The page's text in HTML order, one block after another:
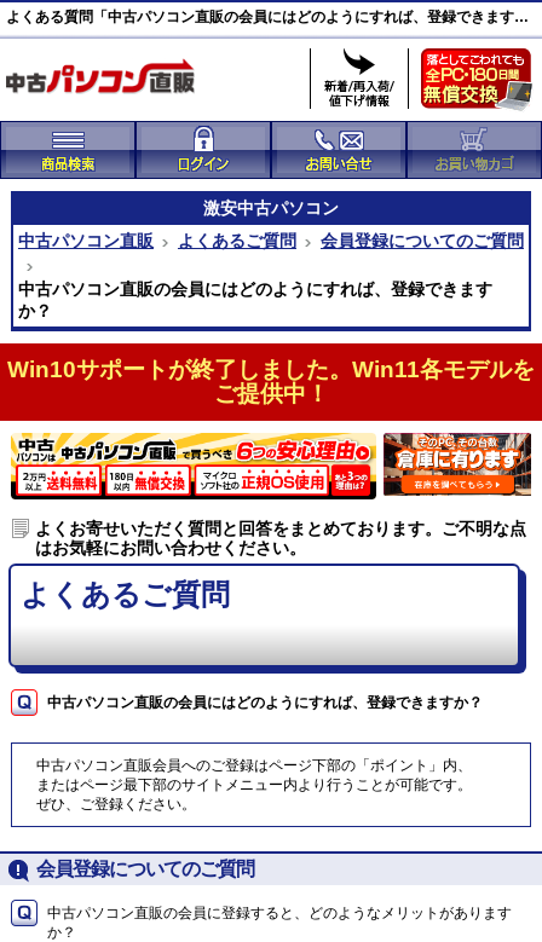
よくある質問「中古パソコン直販の会員にはどのようにすれば、登録できますか？」｜中古パソコン直販
激安中古パソコン
中古パソコン直販
よくあるご質問 会員登録についてのご質問
中古パソコン直販の会員にはどのようにすれば、登録できます
か？
Win10サポートが終了しました。Win11各モデルを
ご提供中！
よくお寄せいただく質問と回答をまとめております。ご不明な点
はお気軽にお問い合わせください。
よくあるご質問
中古パソコン直販の会員にはどのようにすれば、登録できますか？
中古パソコン直販会員へのご登録はページ下部の「ポイント」内、
またはページ最下部のサイトメニュー内より行うことが可能です。
ぜひ、ご登録ください。
会員登録についてのご質問
中古パソコン直販の会員に登録すると、どのようなメリットがあります
か？